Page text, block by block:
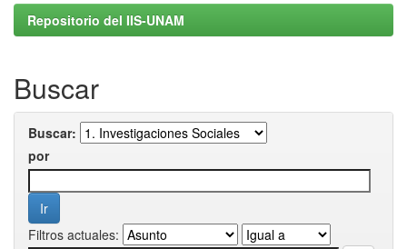
Repositorio del IIS-UNAM
Buscar
Buscar:
por
Filtros actuales: